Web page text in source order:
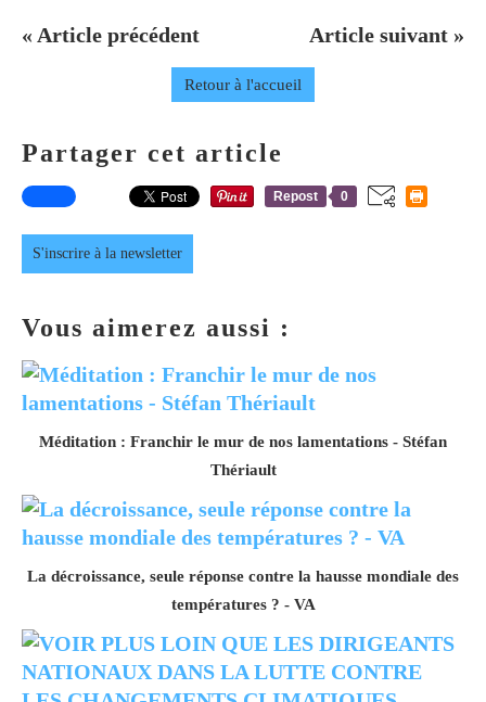
« Article précédent Article suivant »
Retour à l'accueil
Partager cet article
Repost 0
S'inscrire à la newsletter
Vous aimerez aussi :
Méditation : Franchir le mur de nos lamentations - Stéfan
Thériault
La décroissance, seule réponse contre la hausse mondiale des
températures ? - VA